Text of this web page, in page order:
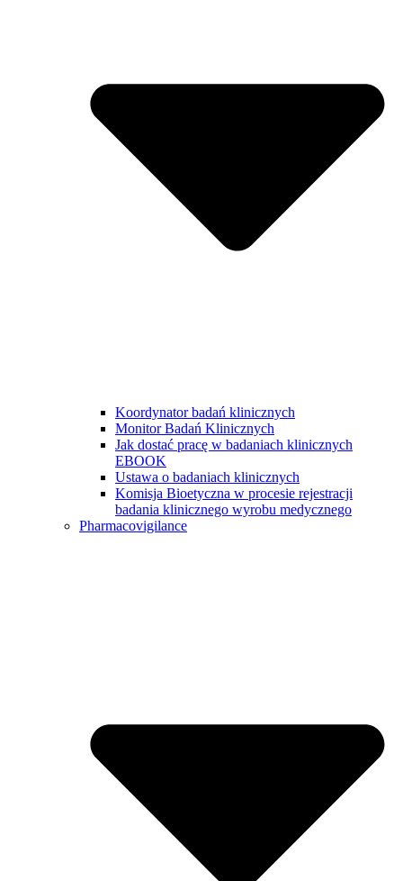
Koordynator badań klinicznych
Monitor Badań Klinicznych
Jak dostać pracę w badaniach klinicznych
EBOOK
Ustawa o badaniach klinicznych
Komisja Bioetyczna w procesie rejestracji
badania klinicznego wyrobu medycznego
Pharmacovigilance